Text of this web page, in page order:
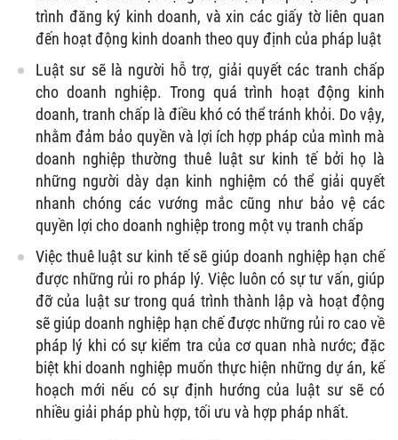
trình đăng ký kinh doanh, và xin các giấy tờ liên quan
đến hoạt động kinh doanh theo quy định của pháp luật
Luật sư sẽ là người hỗ trợ, giải quyết các tranh chấp
cho doanh nghiệp. Trong quá trình hoạt động kinh
doanh, tranh chấp là điều khó có thể tránh khỏi. Do vậy,
nhằm đảm bảo quyền và lợi ích hợp pháp của mình mà
doanh nghiệp thường thuê luật sư kinh tế bởi họ là
những người dày dạn kinh nghiệm có thể giải quyết
nhanh chóng các vướng mắc cũng như bảo vệ các
quyền lợi cho doanh nghiệp trong một vụ tranh chấp
Việc thuê luật sư kinh tế sẽ giúp doanh nghiệp hạn chế
được những rủi ro pháp lý. Việc luôn có sự tư vấn, giúp
đỡ của luật sư trong quá trình thành lập và hoạt động
sẽ giúp doanh nghiệp hạn chế được những rủi ro cao về
pháp lý khi có sự kiểm tra của cơ quan nhà nước; đặc
biệt khi doanh nghiệp muốn thực hiện những dự án, kế
hoạch mới nếu có sự định hướng của luật sư sẽ có
nhiều giải pháp phù hợp, tối ưu và hợp pháp nhất.